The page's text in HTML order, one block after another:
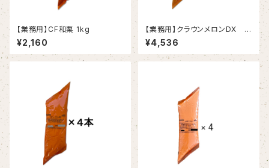
【業務用】CF和栗 1kg
¥2,160
【業務用】クラウンメロンDX 1
kg×4
¥4,536